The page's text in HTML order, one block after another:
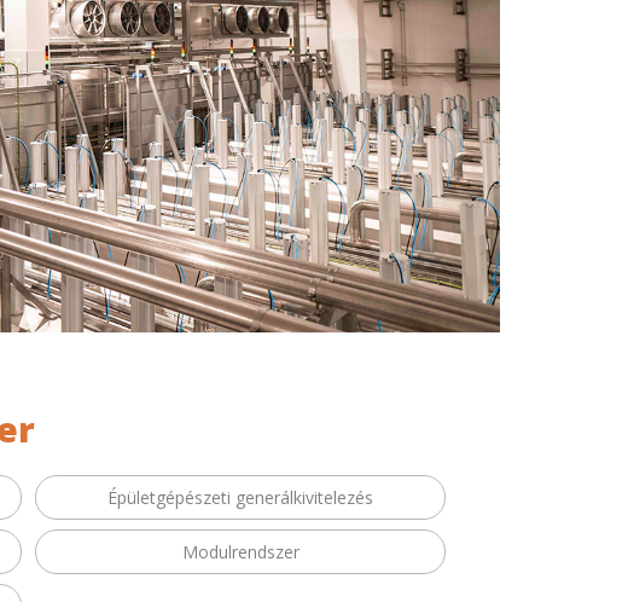
Épületgépészeti generálkivitelezés
Modulrendszer